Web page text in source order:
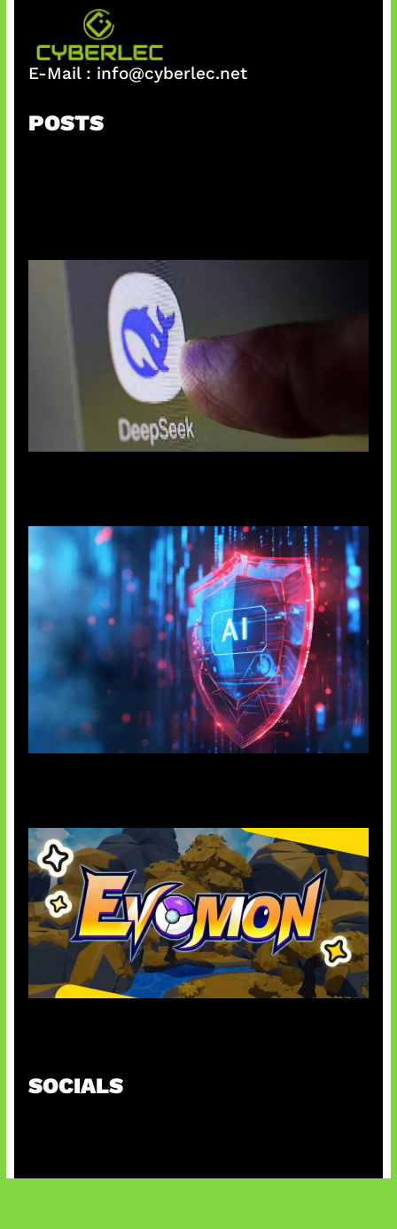
E-Mail : info@cyberlec.net
POSTS
SOCIALS